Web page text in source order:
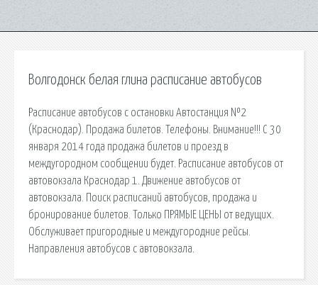
Волгодонск белая глина расписание автобусов
Расписание автобусов с остановки Автостанция №2
(Краснодар). Продажа билетов. Телефоны. Внимание!!! С 30
января 2014 года продажа билетов и проезд в
междугородном сообщении будет. Расписание автобусов от
автовокзала Краснодар 1. Движение автобусов от
автовокзала. Поиск расписаний автобусов, продажа и
бронирование билетов. Только ПРЯМЫЕ ЦЕНЫ от ведущих.
Обслуживает пригородные и междугородние рейсы.
Направления автобусов с автовокзала.